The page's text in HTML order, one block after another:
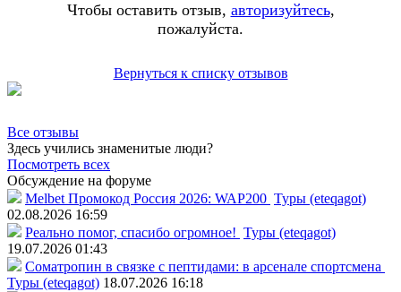
Чтобы оставить отзыв, авторизуйтесь,
пожалуйста.
Вернуться к списку отзывов
Все отзывы
Здесь учились знаменитые люди?
Посмотреть всех
Обсуждение на форуме
Melbet Промокод Россия 2026: WAP200 Туры (eteqagot)
02.08.2026 16:59
Реально помог, спасибо огромное! Туры (eteqagot)
19.07.2026 01:43
Соматропин в связке с пептидами: в арсенале спортсмена
Туры (eteqagot) 18.07.2026 16:18